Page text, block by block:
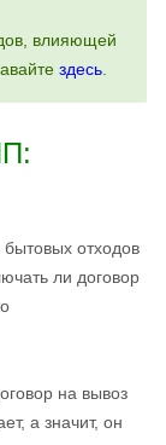
влияющей
здесь.
отходов
ли договор
на вывоз
а значит, он